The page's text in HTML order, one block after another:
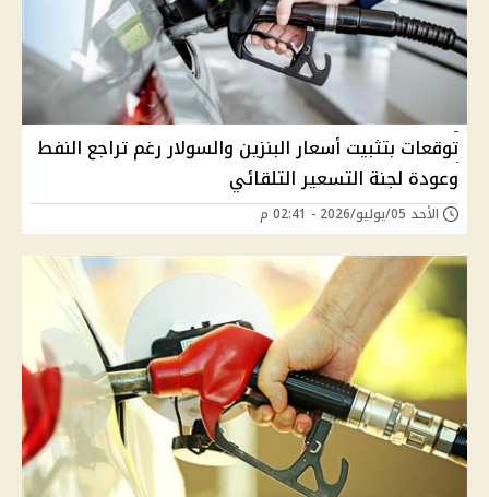
توقعات بتثبيت أسعار البنزين والسولار رغم تراجع النفط
وعودة لجنة التسعير التلقائي
الأحد 05/يوليو/2026 - 02:41 م